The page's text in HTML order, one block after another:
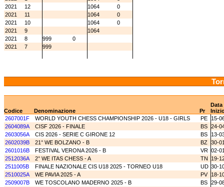
2021
12 1064
0
2021
11 1064
0
2021
10 1064
0
2021
9
1064
2021
8 999
0
2021
7 999
Data
Codice
Denominazione Pr
2607001F
WORLD YOUTH CHESS CHAMPIONSHIP 2026 - U18 - GIRLS PE
15-
2604089A
CISF 2026 - FINALE BS 24-
2603056A
CIS 2026 - SERIE C GIRONE 12 BS
13-
2602039B
21° WE BOLZANO - B BZ 30-
2601016B
FESTIVAL VERONA 2026 - B VR 02-
2512036A
2° WE ITAS CHESS - A TN
19-
2511005B
FINALE NAZIONALE CIS U18 2025 - TORNEO U18 UD 30-
2510025A
WE PAVIA 2025 - A PV
18-
2509007B
WE TOSCOLANO MADERNO 2025 - B BS 29-